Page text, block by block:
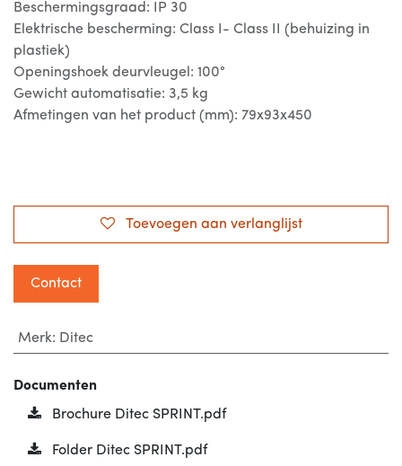
Beschermingsgraad: IP 30
Elektrische bescherming: Class I- Class II (behuizing in
plastiek)
Openingshoek deurvleugel: 100°
Gewicht automatisatie: 3,5 kg
Afmetingen van het product (mm): 79x93x450
Toevoegen aan verlanglijst
Contact
Merk: Ditec
Documenten
Brochure Ditec SPRINT.pdf
Folder Ditec SPRINT.pdf